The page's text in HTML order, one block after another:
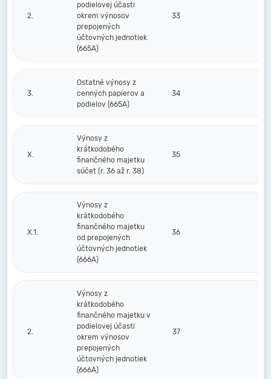
2.
podielovej účasti
okrem výnosov
prepojených
účtovných jednotiek
(665A)
33
3.
Ostatné výnosy z
cenných papierov a
podielov (665A)
34
X.
Výnosy z
krátkodobého
finančného majetku
súčet (r. 36 až r. 38)
35
X.1.
Výnosy z
krátkodobého
finančného majetku
od prepojených
účtovných jednotiek
(666A)
36
2.
Výnosy z
krátkodobého
finančného majetku v
podielovej účasti
okrem výnosov
prepojených
účtovných jednotiek
(666A)
37